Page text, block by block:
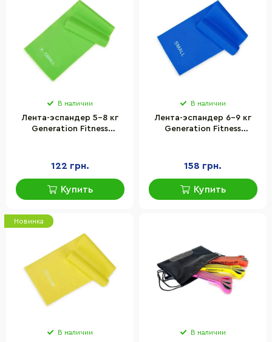
В наличии
Лента-эспандер 5-8 кг
Generation Fitness
122 грн.
Купить
В наличии
Лента-эспандер 6-9 кг
Generation Fitness
158 грн.
Купить
Новинка
В наличии В наличии